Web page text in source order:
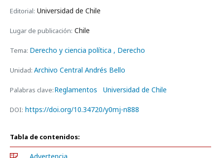
Editorial: Universidad de Chile
Lugar de publicación: Chile
Tema: Derecho y ciencia política , Derecho
Unidad: Archivo Central Andrés Bello
Palabras clave:Reglamentos Universidad de Chile
DOI: https://doi.org/10.34720/y0mj-n888
Tabla de contenidos: